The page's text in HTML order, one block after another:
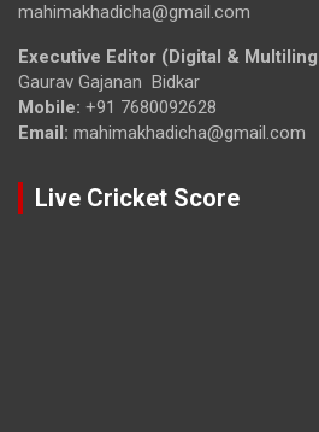
mahimakhadicha@gmail.com
Executive Editor (Digital &
Gaurav Gajanan Bidkar
Mobile: +91 7680092628
Email: mahimakhadicha@gmail.com
Live Cricket Score